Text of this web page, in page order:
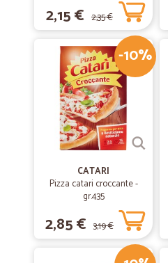
2,15 € 2,35 €
-10%
CATARI
Pizza catari croccante -
gr.435
2,85 € 3,19 €